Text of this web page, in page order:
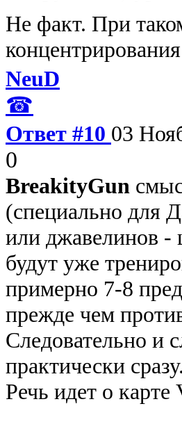
Не факт. При
NeuD
☎
Ответ #10 03
0
BreakityGun
(специально для
или джавелинов -
будут уже
примерно 7-8
прежде чем
Следовательно и
практически
Речь идет о